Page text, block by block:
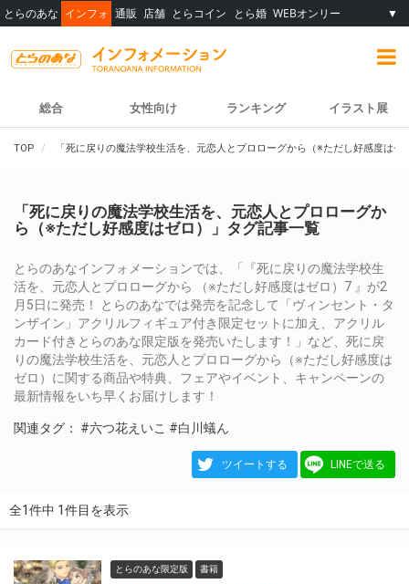
とらのあな インフォ 通販 店舗 とらコイン とら婚 WEBオンリー ▼
総合 女性向け ランキング イラスト展
TOP 「死に戻りの魔法学校生活を、元恋人とプロローグから（※ただし好感度はゼ
「死に戻りの魔法学校生活を、元恋人とプロローグか
ら（※ただし好感度はゼロ）」タグ記事一覧
とらのあなインフォメーションでは、「『死に戻りの魔法学校生
活を、元恋人とプロローグから （※ただし好感度はゼロ）7 』が2
月5日に発売！ とらのあなでは発売を記念して「ヴィンセント・タ
ンザイン」アクリルフィギュア付き限定セットに加え、アクリル
カード付きとらのあな限定版を発売いたします！」など、死に戻
りの魔法学校生活を、元恋人とプロローグから（※ただし好感度は
ゼロ）に関する商品や特典、フェアやイベント、キャンペーンの
最新情報をいち早くお届けします！
関連タグ： #六つ花えいこ #白川蟻ん
ツイートする LINEで送る
全1件中 1件目を表示
とらのあな限定版 書籍